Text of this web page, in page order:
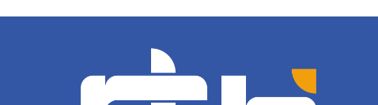
k